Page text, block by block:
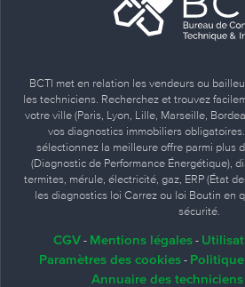
BCTI met en relation les vendeurs ou
les techniciens. Recherchez et trouvez
votre ville (Paris, Lyon, Lille, Marseille,
vos diagnostics immobiliers
sélectionnez la meilleure offre parmi plus
(Diagnostic de Performance Énergétique),
termites, mérule, électricité, gaz, ERP (État
les diagnostics loi Carrez ou loi Boutin en
sécurité.
CGV - Mentions légales -
Paramètres des cookies -
Annuaire des techniciens